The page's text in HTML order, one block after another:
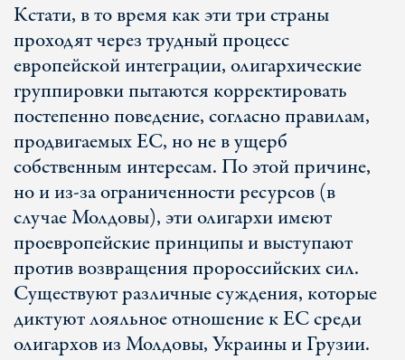
Кстати, в то время как эти три страны
проходят через трудный процесс
европейской интеграции, олигархические
группировки пытаются корректировать
постепенно поведение, согласно правилам,
продвигаемых ЕС, но не в ущерб
собственным интересам. По этой причине,
но и из-за ограниченности ресурсов (в
случае Молдовы), эти олигархи имеют
проевропейские принципы и выступают
против возвращения пророссийских сил.
Существуют различные суждения, которые
диктуют лояльное отношение к ЕС среди
олигархов из Молдовы, Украины и Грузии.